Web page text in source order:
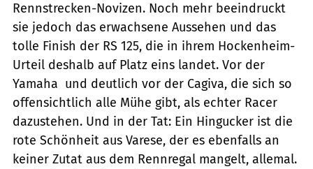
Rennstrecken-Novizen. Noch mehr beeindruckt
sie jedoch das erwachsene Aussehen und das
tolle Finish der RS 125, die in ihrem Hockenheim-
Urteil deshalb auf Platz eins landet. Vor der
Yamaha  und deutlich vor der Cagiva, die sich so
offensichtlich alle Mühe gibt, als echter Racer
dazustehen. Und in der Tat: Ein Hingucker ist die
rote Schönheit aus Varese, der es ebenfalls an
keiner Zutat aus dem Rennregal mangelt, allemal.